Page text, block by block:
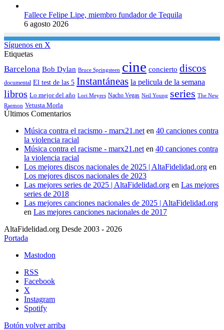
Fallece Felipe Lipe, miembro fundador de Tequila
6 agosto 2026
Síguenos en X
Etiquetas
Barcelona Bob Dylan Bruce Springsteen cine concierto discos
documental El test de las 5 Instantáneas la pelicula de la semana
libros Lo mejor del año Lori Meyers Nacho Vegas Neil Young series The New
Raemon Vetusta Morla
Últimos Comentarios
Música contra el racismo - marx21.net en 40 canciones contra
la violencia racial
Música contra el racisme - marx21.net en 40 canciones contra
la violencia racial
Los mejores discos nacionales de 2025 | AltaFidelidad.org en
Los mejores discos nacionales de 2023
Las mejores series de 2025 | AltaFidelidad.org en Las mejores
series de 2018
Las mejores canciones nacionales de 2025 | AltaFidelidad.org
en Las mejores canciones nacionales de 2017
AltaFidelidad.org Desde 2003 - 2026
Portada
Mastodon
RSS
Facebook
X
Instagram
Spotify
Botón volver arriba